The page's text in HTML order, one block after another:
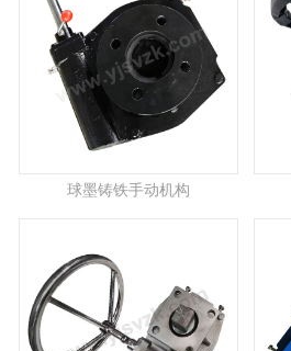
球墨铸铁手动机构